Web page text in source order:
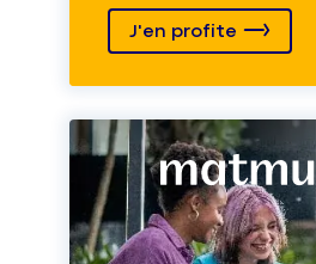
J'en profite